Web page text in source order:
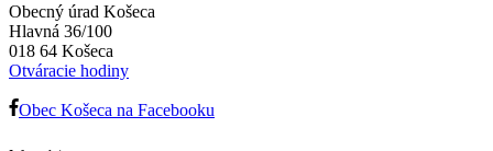
Obecný úrad Košeca
Hlavná 36/100
018 64 Košeca
Otváracie hodiny
Obec Košeca na Facebooku